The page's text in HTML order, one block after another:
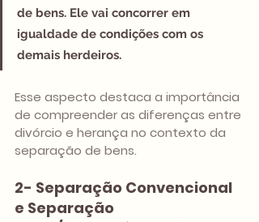
de bens. Ele vai concorrer em
igualdade de condições com os
demais herdeiros.
Esse aspecto destaca a importância
de compreender as diferenças entre
divórcio e herança no contexto da
separação de bens.
2- Separação Convencional
e Separação